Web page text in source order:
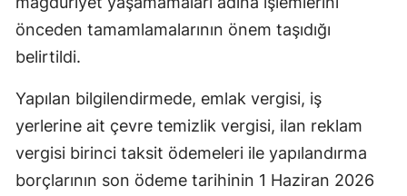
önceden tamamlamalarının önem taşıdığı
belirtildi.
Yapılan bilgilendirmede, emlak vergisi, iş
yerlerine ait çevre temizlik vergisi, ilan reklam
vergisi birinci taksit ödemeleri ile yapılandırma
borçlarının son ödeme tarihinin 1 Haziran 2026